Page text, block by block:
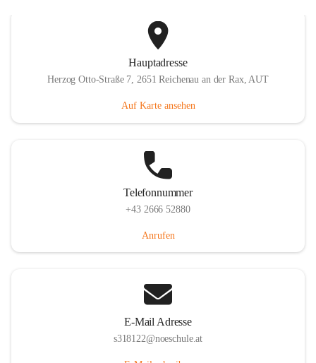
Hauptadresse
Herzog Otto-Straße 7, 2651 Reichenau an der Rax, AUT
Auf Karte ansehen
Telefonnummer
+43 2666 52880
Anrufen
E-Mail Adresse
s318122@noeschule.at